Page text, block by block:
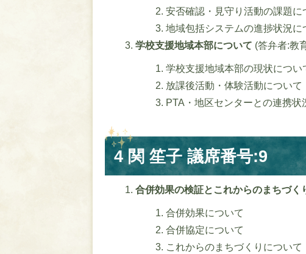
安否確認・見守り活動の課題に
地域包括システムの進捗状況に
学校支援地域本部について (答弁者:教
学校支援地域本部の現状につい
放課後活動・体験活動について
PTA・地区センターとの連携状
4 関 笙子 議席番号:9
合併効果の検証とこれからのまちづく
合併効果について
合併協定について
これからのまちづくりについて